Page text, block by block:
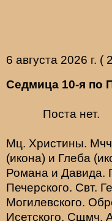
6 августа 2026 г. (
Седмица 10-я по
Поста нет.
Мц. Христины.
(икона) и Глеба (
Романа и Давида.
Печерского. Свт.
Могилевского.
Исетского. Сщмч.